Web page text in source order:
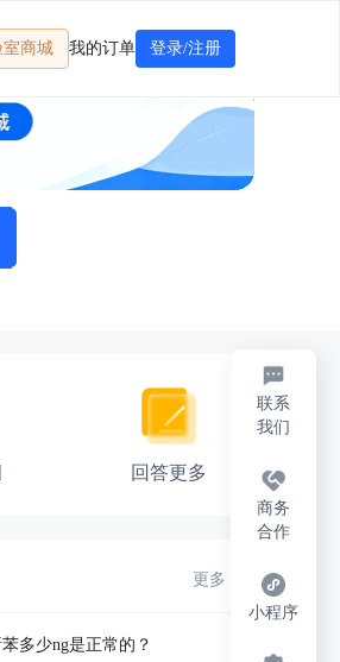
室商城 我的订单 登录/注册
回答更多
更多
多少ng是正常的？
联系
我们
商务
合作
小程序